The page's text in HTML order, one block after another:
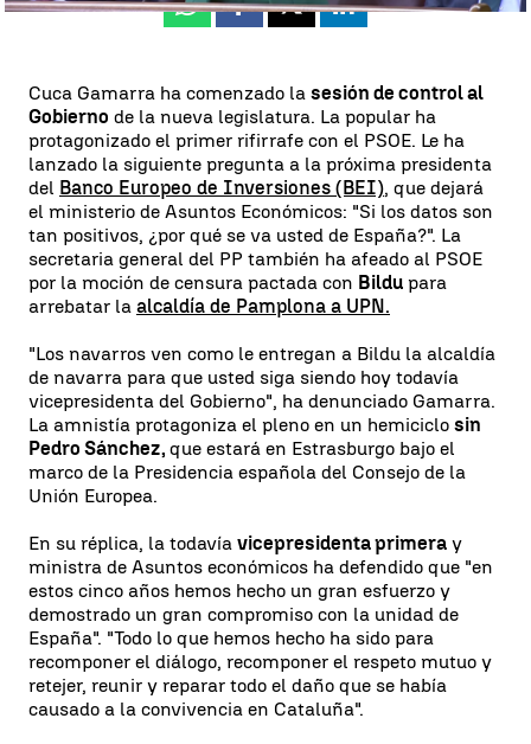
WhatsappFacebook
X Linkedin
Cuca Gamarra ha comenzado la sesión de control al
Gobierno de la nueva legislatura. La popular ha
protagonizado el primer rifirrafe con el PSOE. Le ha
lanzado la siguiente pregunta a la próxima presidenta
del Banco Europeo de Inversiones (BEI), que dejará
el ministerio de Asuntos Económicos: "Si los datos son
tan positivos, ¿por qué se va usted de España?". La
secretaria general del PP también ha afeado al PSOE
por la moción de censura pactada con Bildu para
arrebatar la alcaldía de Pamplona a UPN.
"Los navarros ven como le entregan a Bildu la alcaldía
de navarra para que usted siga siendo hoy todavía
vicepresidenta del Gobierno", ha denunciado Gamarra.
La amnistía protagoniza el pleno en un hemiciclo sin
Pedro Sánchez, que estará en Estrasburgo bajo el
marco de la Presidencia española del Consejo de la
Unión Europea.
En su réplica, la todavía vicepresidenta primera y
ministra de Asuntos económicos ha defendido que "en
estos cinco años hemos hecho un gran esfuerzo y
demostrado un gran compromiso con la unidad de
España". "Todo lo que hemos hecho ha sido para
recomponer el diálogo, recomponer el respeto mutuo y
retejer, reunir y reparar todo el daño que se había
causado a la convivencia en Cataluña".